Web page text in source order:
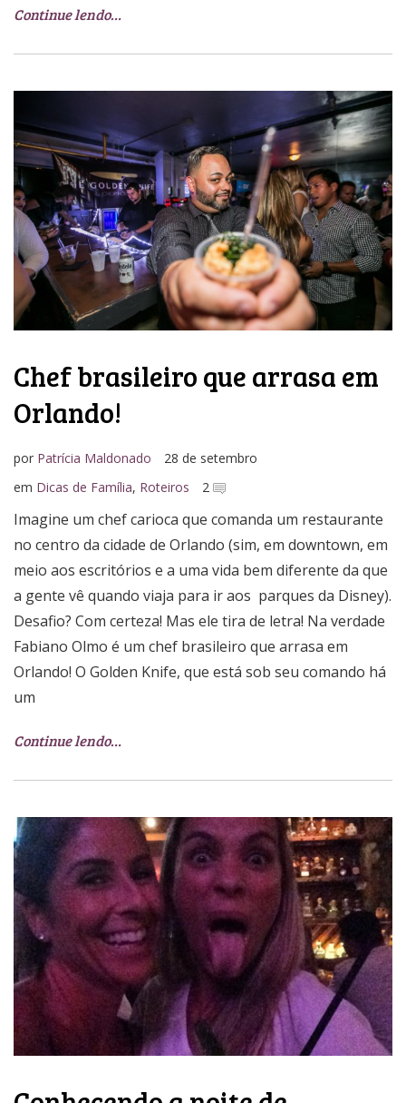
Continue lendo…
Chef brasileiro que arrasa em
Orlando!
por Patrícia Maldonado
28 de setembro
em Dicas de Família, Roteiros 2
Imagine um chef carioca que comanda um restaurante
no centro da cidade de Orlando (sim, em downtown, em
meio aos escritórios e a uma vida bem diferente da que
a gente vê quando viaja para ir aos parques da Disney).
Desafio? Com certeza! Mas ele tira de letra! Na verdade
Fabiano Olmo é um chef brasileiro que arrasa em
Orlando! O Golden Knife, que está sob seu comando há
um
Continue lendo…